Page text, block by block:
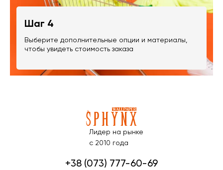
Шаг 4
Выберите дополнительные опции и материалы,
чтобы увидеть стоимость заказа
Лидер на рынке
с 2010 года
+38 (073) 777-60-69